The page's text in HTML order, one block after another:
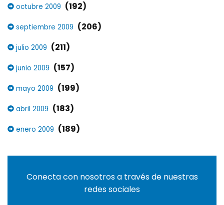
octubre 2009 (192)
septiembre 2009 (206)
julio 2009 (211)
junio 2009 (157)
mayo 2009 (199)
abril 2009 (183)
enero 2009 (189)
Conecta con nosotros a través de nuestras
redes sociales